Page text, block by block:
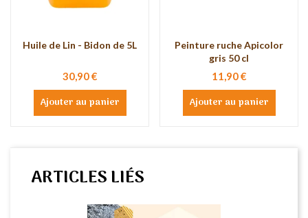
Huile de Lin - Bidon de 5L
30,90 €
Ajouter au panier
Peinture ruche Apicolor
gris 50 cl
11,90 €
Ajouter au panier
ARTICLES LIÉS